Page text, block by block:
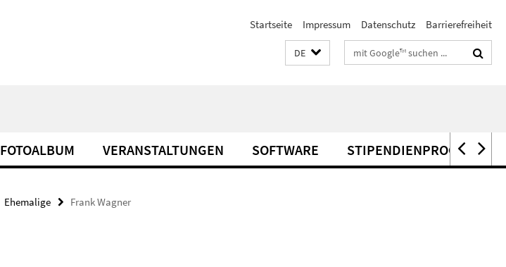
Startseite Impressum Datenschutz Barrierefreiheit
DE Suchbegriffe
FOTOALBUM VERANSTALTUNGEN SOFTWARE STIPENDIENPROGRAMME
Ehemalige Frank Wagner